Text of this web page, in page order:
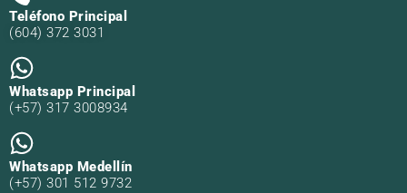
Teléfono Principal
(604) 372 3031
Whatsapp Principal
(+57) 317 3008934
Whatsapp Medellín
(+57) 301 512 9732